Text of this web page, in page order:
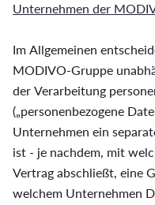
Unternehmen der
Im Allgemeinen
MODIVO-Gruppe
der Verarbeitung
(„personenbezogene
Unternehmen ein
ist - je nachdem, mit
Vertrag abschließt, eine
welchem Unternehmen